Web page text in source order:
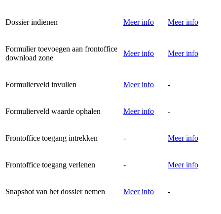
Dossier indienen Meer info Meer info
Formulier toevoegen aan frontoffice
download zone
Meer info Meer info
Formulierveld invullen Meer info -
Formulierveld waarde ophalen Meer info -
Frontoffice toegang intrekken - Meer info
Frontoffice toegang verlenen - Meer info
Snapshot van het dossier nemen Meer info -